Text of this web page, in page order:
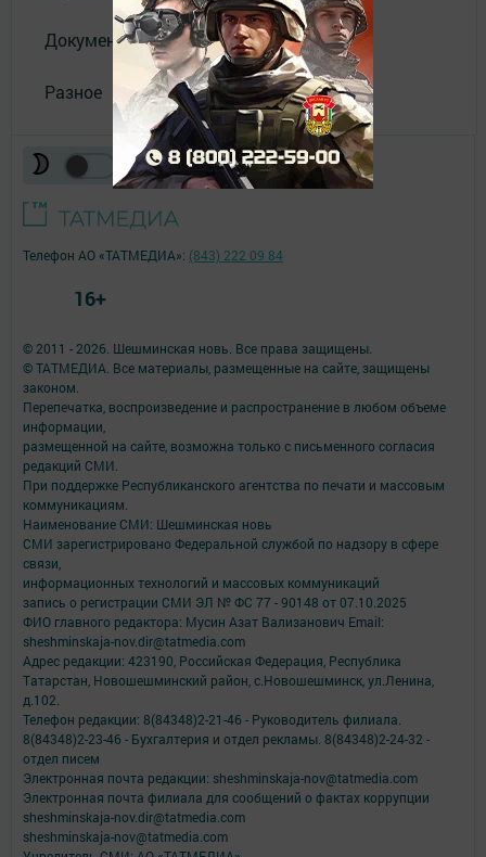
Документы
Разное
© 2011 - 2026. Шешминская новь. Все права защищены.
© ТАТМЕДИА. Все материалы, размещенные на сайте, защищены
законом.
Перепечатка, воспроизведение и распространение в любом объеме
информации,
размещенной на сайте, возможна только с письменного согласия
редакций СМИ.
При поддержке Республиканского агентства по печати и массовым
коммуникациям.
Наименование СМИ: Шешминская новь
СМИ зарегистрировано Федеральной службой по надзору в сфере
связи,
информационных технологий и массовых коммуникаций
запись о регистрации СМИ ЭЛ № ФС 77 - 90148 от 07.10.2025
ФИО главного редактора: Мусин Азат Вализанович Email:
sheshminskaja-nov.dir@tatmedia.com
Адрес редакции: 423190, Российская Федерация, Республика
Татарстан, Новошешминский район, с.Новошешминск, ул.Ленина,
д.102.
Телефон редакции: 8(84348)2-21-46 - Руководитель филиала.
8(84348)2-23-46 - Бухгалтерия и отдел рекламы. 8(84348)2-24-32 -
отдел писем
Электронная почта редакции: sheshminskaja-nov@tatmedia.com
Электронная почта филиала для сообщений о фактах коррупции
sheshminskaja-nov.dir@tatmedia.com
sheshminskaja-nov@tatmedia.com
Телефон АО «ТАТМЕДИА»: (843) 222 09 84
16+